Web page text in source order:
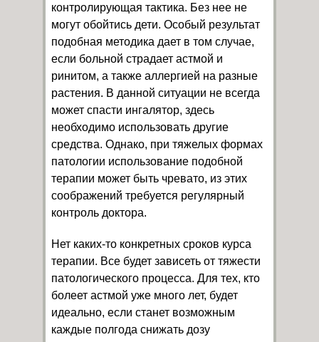
контролирующая тактика. Без нее не
могут обойтись дети. Особый результат
подобная методика дает в том случае,
если больной страдает астмой и
ринитом, а также аллергией на разные
растения. В данной ситуации не всегда
может спасти ингалятор, здесь
необходимо использовать другие
средства. Однако, при тяжелых формах
патологии использование подобной
терапии может быть чревато, из этих
соображений требуется регулярный
контроль доктора.
Нет каких-то конкретных сроков курса
терапии. Все будет зависеть от тяжести
патологического процесса. Для тех, кто
болеет астмой уже много лет, будет
идеально, если станет возможным
каждые полгода снижать дозу